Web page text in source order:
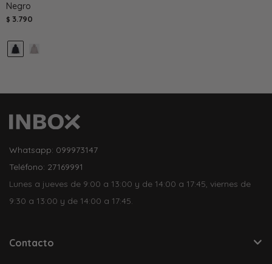
Negro
$ 3.790
Whatsapp: 099973147
Teléfono: 27169991
Lunes a jueves de 9:00 a 13:00 y de 14:00 a 17:45, viernes de
9:30 a 13:00 y de 14:00 a 17:45.
Contacto